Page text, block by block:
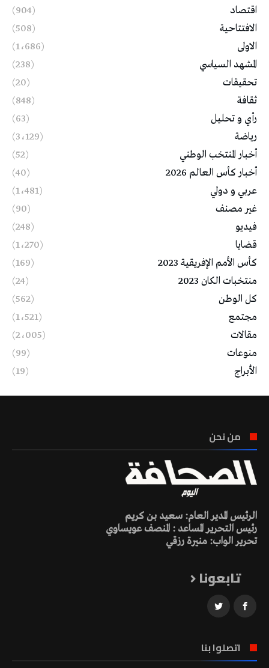
اقتصاد
(904)
الافتتاحية
(508)
الاولى
(1٬686)
المشهد السياسي
(238)
تحقيقات
(20)
ثقافة
(848)
رأي و تحليل
(63)
رياضة
(3٬129)
أخبار المنتخب الوطني
(52)
أخبار كأس العالم 2026
(40)
عربي و دولي
(1٬481)
غير مصنف
(90)
فيديو
(248)
قضايا
(1٬270)
كأس الأمم الإفريقية 2023
(169)
منتخبات الكان 2023
(24)
كل الوطن
(562)
مجتمع
(1٬521)
مقالات
(2٬005)
منوعات
(99)
الأبراج
(19)
من نحن
الرئيس المدير العام: سعيد بن كريم
رئيس التحرير المساعد : المنصف عويساوي
تحرير الواب: منيرة رزقي
تابعونا
اتصلوا بنا